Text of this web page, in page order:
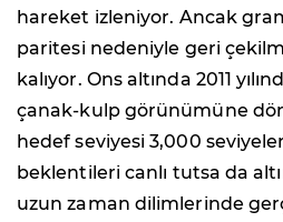
hareket izleniyor. Ancak
paritesi nedeniyle geri
kalıyor. Ons altında 2011
çanak-kulp görünümüne
hedef seviyesi 3,000
beklentileri canlı tutsa da
uzun zaman dilimlerinde